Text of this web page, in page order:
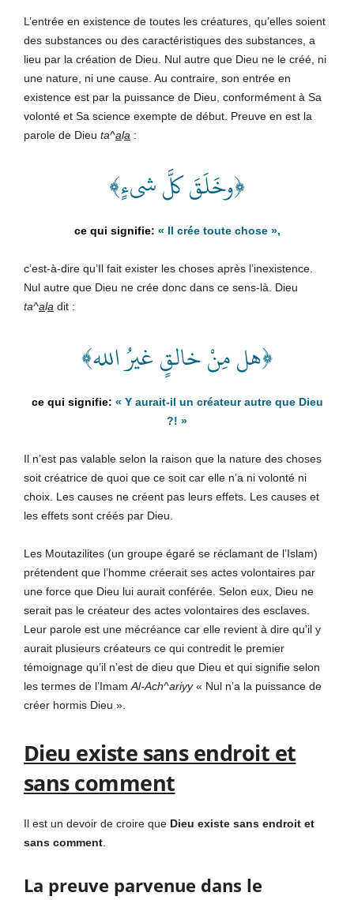
L’entrée en existence de toutes les créatures, qu’elles soient
des substances ou des caractéristiques des substances, a
lieu par la création de Dieu. Nul autre que Dieu ne le créé, ni
une nature, ni une cause. Au contraire, son entrée en
existence est par la puissance de Dieu, conformément à Sa
volonté et Sa science exempte de début. Preuve en est la
parole de Dieu ta^ala :
﴿وخَلَقَ كلَّ شىءٍ﴾
« Il crée toute chose »,
c’est-à-dire qu’Il fait exister les choses après l’inexistence.
Nul autre que Dieu ne crée donc dans ce sens-là. Dieu
ta^ala dit :
﴿هل مِنْ خالقٍ غيرُ الله﴾
« Y aurait-il un créateur autre que Dieu
?! »
Il n’est pas valable selon la raison que la nature des choses
soit créatrice de quoi que ce soit car elle n’a ni volonté ni
choix. Les causes ne créent pas leurs effets. Les causes et
les effets sont créés par Dieu.
Les Moutazilites (un groupe égaré se réclamant de l’Islam)
prétendent que l’homme créerait ses actes volontaires par
une force que Dieu lui aurait conférée. Selon eux, Dieu ne
serait pas le créateur des actes volontaires des esclaves.
Leur parole est une mécréance car elle revient à dire qu’il y
aurait plusieurs créateurs ce qui contredit le premier
témoignage qu’il n’est de dieu que Dieu et qui signifie selon
les termes de l’Imam Al-Ach^ariyy« Nul n’a la puissance de
créer hormis Dieu ».
Dieu existe sans endroit et
sans comment
Il est un devoir de croire que Dieu existe sans endroit et
sans comment
La preuve parvenue dans le